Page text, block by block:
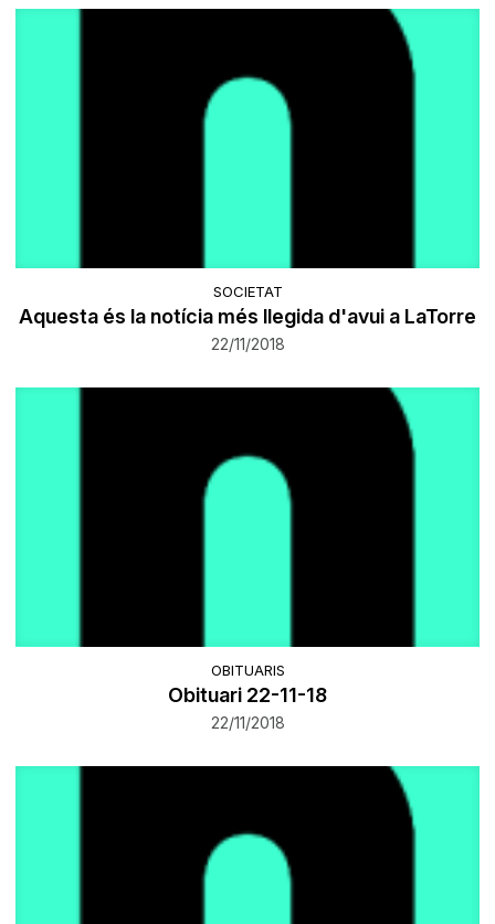
SOCIETAT
Aquesta és la notícia més llegida d'avui a LaTorre
22/11/2018
OBITUARIS
Obituari 22-11-18
22/11/2018